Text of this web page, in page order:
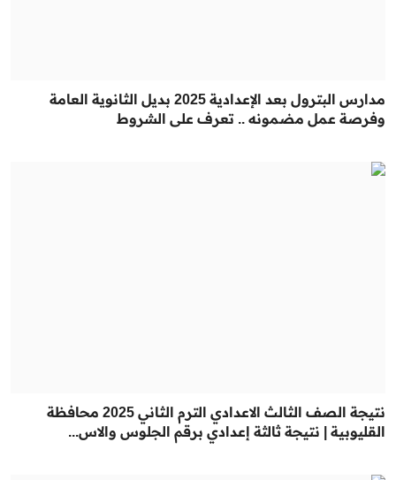
مدارس البترول بعد الإعدادية 2025 بديل الثانوية العامة
وفرصة عمل مضمونه .. تعرف على الشروط
نتيجة الصف الثالث الاعدادي الترم الثاني 2025 محافظة
القليوبية | نتيجة ثالثة إعدادي برقم الجلوس والاس...